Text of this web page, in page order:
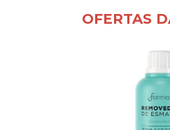
OFERTAS